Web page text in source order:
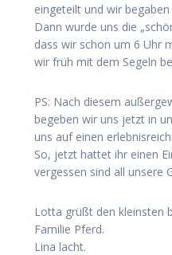
eingeteilt und wir
Dann wurde uns die
dass wir schon um 6 Uhr
wir früh mit dem Segeln
PS: Nach diesem
begeben wir uns jetzt in
uns auf einen
So, jetzt hattet ihr einen
vergessen sind all unsere
Lotta grüßt den kleinsten
Familie Pferd.
Lina lacht.